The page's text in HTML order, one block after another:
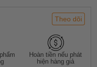
Theo dõi
Hoàn tiền nếu phát
hiện hàng giả